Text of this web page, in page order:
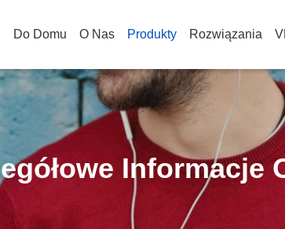
Do Domu O Nas Produkty Rozwiązania
Informacje